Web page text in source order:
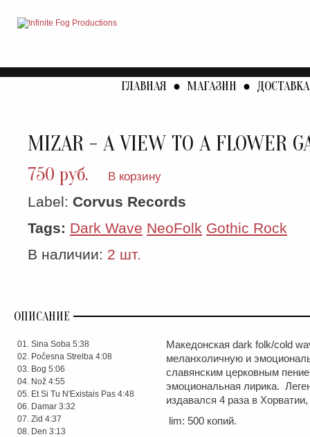
ГЛАВНАЯ ● МАГАЗИН ●
MIZAR - A VIEW TO A FLOWER
750 руб. В корзину
Label: Corvus Records
Tags: Dark Wave NeoFolk Gothic Rock
В наличии: 2 шт.
ОПИСАНИЕ
Sina Soba 5:38
Počesna Strelba 4:08
Bog 5:06
Nož 4:55
Et Si Tu N'Existais Pas 4:48
Damar 3:32
Zid 4:37
Den 3:13
Македонская dark folk/cold
меланхоличную и
славянским церковным
эмоциональная лирика.
издавался 4 раза в
lim: 500 копий.